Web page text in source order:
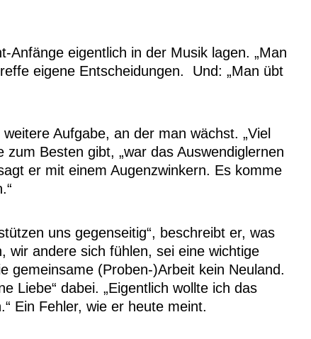
Anfänge eigentlich in der Musik lagen. „Man
eigene Entscheidungen. Und: „Man übt
Aufgabe, an der man wächst. „Viel
Besten gibt, „war das Auswendiglernen
er mit einem Augenzwinkern. Es komme
uns gegenseitig“, beschreibt er, was
wir andere sich fühlen, sei eine wichtige
gemeinsame (Proben-)Arbeit kein Neuland.
Liebe“ dabei. „Eigentlich wollte ich das
Ein Fehler, wie er heute meint.